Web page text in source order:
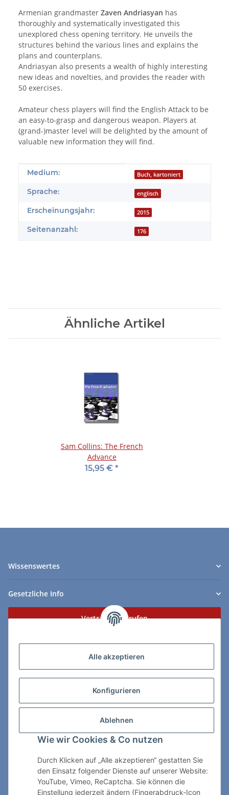
Alle akzeptieren
Konfigurieren
Ablehnen
Wie wir Cookies & Co nutzen
Durch Klicken auf „Alle akzeptieren“ gestatten Sie
den Einsatz folgender Dienste auf unserer Website:
YouTube, Vimeo, ReCaptcha. Sie können die
Einstellung jederzeit ändern (Fingerabdruck-Icon
Armenian grandmaster Zaven Andriasyan has
thoroughly and systematically investigated this
unexplored chess opening territory. He unveils the
structures behind the various lines and explains the
plans and counterplans.
Andriasyan also presents a wealth of highly interesting
new ideas and novelties, and provides the reader with
50 exercises.
Amateur chess players will find the English Attack to be
an easy-to-grasp and dangerous weapon. Players at
(grand-)master level will be delighted by the amount of
valuable new information they will find.
Produkteigenschaft
Wert
Medium: Buch, kartoniert
Sprache: englisch
Erscheinungsjahr: 2015
Seitenanzahl: 176
Ähnliche Artikel
Sam Collins: The French
Advance
15,95 € *
Wissenswertes
Gesetzliche Info
Vertrag widerrufen
ChessWare Schachversand
89264 Weissenhorn
Telefon: 0 7309 / 7999